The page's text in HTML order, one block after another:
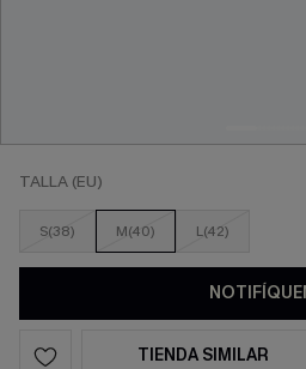
TALLA (EU)
S(38) M(40) L(42)
TIENDA SIMILAR